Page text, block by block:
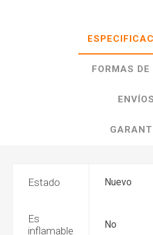
FORMAS DE
ENVÍOS
Estado Nuevo
Es
inflamable
No